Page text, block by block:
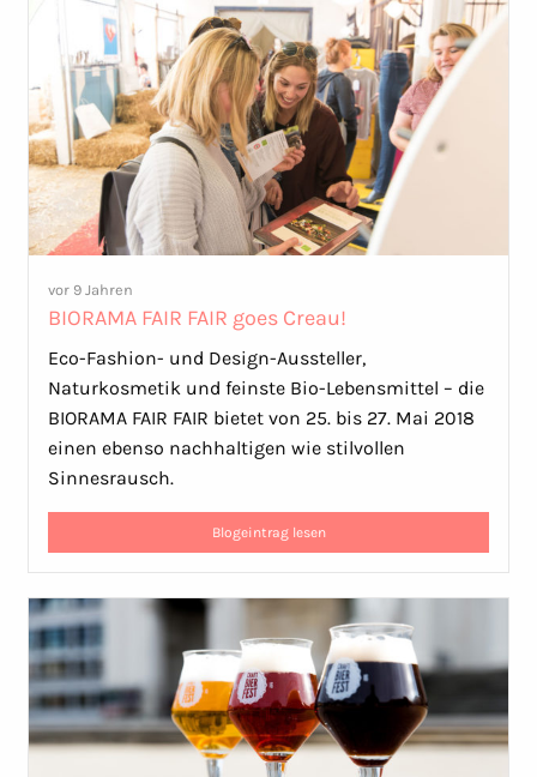
vor 9 Jahren
BIORAMA FAIR FAIR goes Creau!
Eco-Fashion- und Design-Aussteller,
Naturkosmetik und feinste Bio-Lebensmittel – die
BIORAMA FAIR FAIR bietet von 25. bis 27. Mai 2018
einen ebenso nachhaltigen wie stilvollen
Sinnesrausch.
Blogeintrag lesen